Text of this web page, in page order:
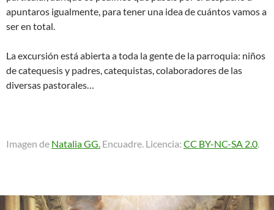
apuntaros igualmente, para tener una idea de cuántos vamos a
ser en total.
La excursión está abierta a toda la gente de la parroquia: niños
de catequesis y padres, catequistas, colaboradores de las
diversas pastorales…
Imagen de Natalia GG. Encuadre. Licencia: CC BY-NC-SA 2.0.